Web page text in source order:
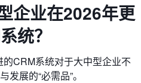
企业在2026年更
统？
CRM系统对于大中型企业不
发展的“必需品”。